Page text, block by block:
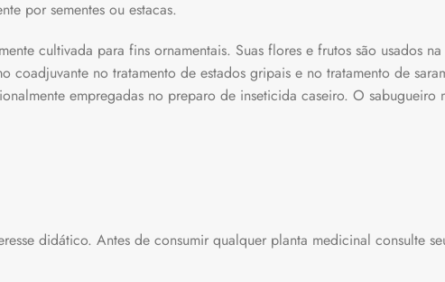
por sementes ou estacas.
cultivada para fins ornamentais. Suas flores e frutos são usados
no tratamento de estados gripais e no tratamento de
empregadas no preparo de inseticida caseiro. O sabugueiro
didático. Antes de consumir qualquer planta medicinal consulte